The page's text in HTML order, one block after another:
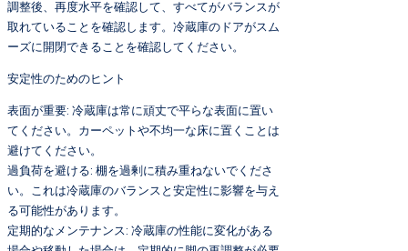
調整後、再度水平を確認して、すべてがバランスが
取れていることを確認します。冷蔵庫のドアがスム
ーズに開閉できることを確認してください。
安定性のためのヒント
表面が重要: 冷蔵庫は常に頑丈で平らな表面に置い
てください。カーペットや不均一な床に置くことは
避けてください。
過負荷を避ける: 棚を過剰に積み重ねないでくださ
い。これは冷蔵庫のバランスと安定性に影響を与え
る可能性があります。
定期的なメンテナンス: 冷蔵庫の性能に変化がある